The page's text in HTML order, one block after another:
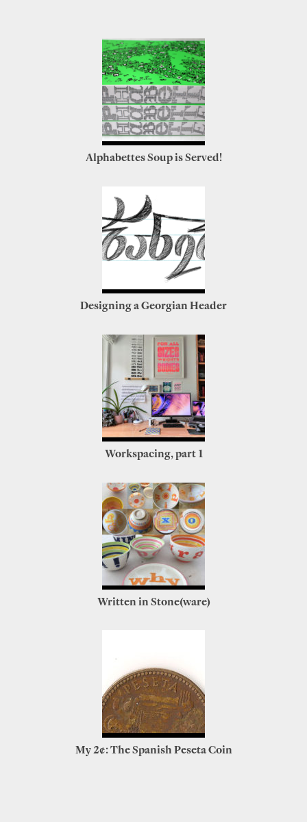
Alphabettes Soup is Served!
Designing a Georgian Header
Workspacing, part 1
Written in Stone(ware)
My 2¢: The Spanish Peseta Coin